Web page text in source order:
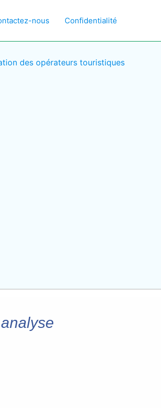
nous Confidentialité
des opérateurs touristiques